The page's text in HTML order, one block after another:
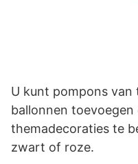
U kunt pompons van
ballonnen toevoegen
themadecoraties te
zwart of roze.